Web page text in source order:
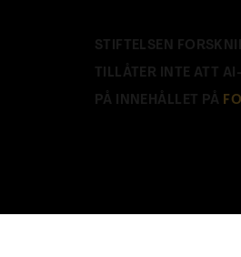
STIFTELSEN
TILLÅTER INTE ATT
PÅ INNEHÅLLET PÅ